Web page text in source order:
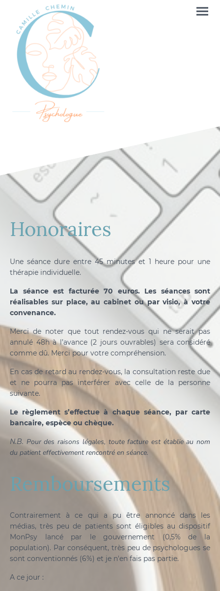
Honoraires
Une séance dure entre 45 minutes et 1 heure pour une
thérapie individuelle.
La séance est facturée 70 euros. Les séances sont
réalisables sur place, au cabinet ou par visio, à votre
convenance.
Merci de noter que tout rendez-vous qui ne serait pas
annulé 48h à l’avance (2 jours ouvrables) sera considéré
comme dû. Merci pour votre compréhension.
En cas de retard au rendez-vous, la consultation reste due
et ne pourra pas interférer avec celle de la personne
suivante.
Le règlement s’effectue à chaque séance, par carte
bancaire, espèce ou chèque.
N.B. Pour des raisons légales, toute facture est établie au nom
du patient effectivement rencontré en séance.
Remboursements
Contrairement à ce qui a pu être annoncé dans les
médias, très peu de patients sont éligibles au dispositif
MonPsy lancé par le gouvernement (0,5% de la
population). Par conséquent, très peu de psychologues se
sont conventionnés (6%) et je n'en fais pas partie.
A ce jour :